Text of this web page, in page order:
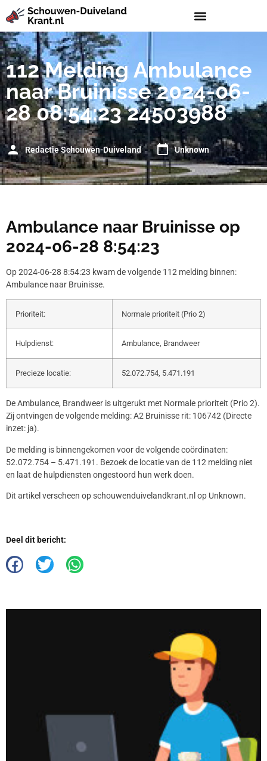
112 Melding Ambulance
naar Bruinisse 2024-06-
28 08:54:23 24503988
Redactie Schouwen-Duiveland Unknown
Ambulance naar Bruinisse op
2024-06-28 8:54:23
Op 2024-06-28 8:54:23 kwam de volgende 112 melding binnen:
Ambulance naar Bruinisse.
Prioriteit: Normale prioriteit (Prio 2)
Hulpdienst: Ambulance, Brandweer
Precieze locatie: 52.072.754, 5.471.191
De Ambulance, Brandweer is uitgerukt met Normale prioriteit (Prio 2).
Zij ontvingen de volgende melding: A2 Bruinisse rit: 106742 (Directe
inzet: ja).
De melding is binnengekomen voor de volgende coördinaten:
52.072.754 – 5.471.191. Bezoek de locatie van de 112 melding niet
en laat de hulpdiensten ongestoord hun werk doen.
Dit artikel verscheen op schouwenduivelandkrant.nl op Unknown.
Deel dit bericht: